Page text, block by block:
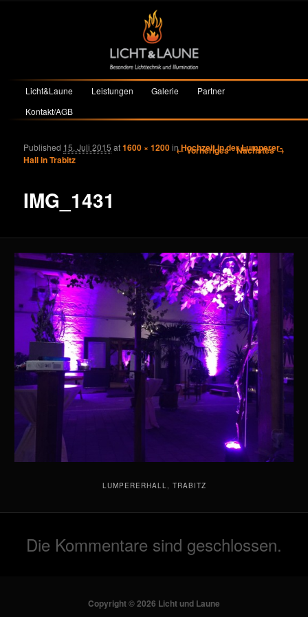
Hauptmenü
Zum primären Inhalt springen
Zum sekundären Inhalt springen
Licht&Laune Leistungen Galerie
Partner
Kontakt/AGB
Bilder-Navigation
← Vorheriges Nächstes →
IMG_1431
Published 15. Juli 2015 at1600 × 1200inHochzeit in der Lumperer-
Hall in Trabitz
LUMPERERHALL, TRABITZ
Die Kommentare sind geschlossen.
Copyright © 2026 Licht und Laune